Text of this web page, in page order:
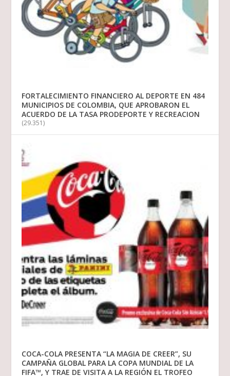
FORTALECIMIENTO FINANCIERO AL DEPORTE EN 484
MUNICIPIOS DE COLOMBIA, QUE APROBARON EL
ACUERDO DE LA TASA PRODEPORTE Y RECREACION
(29.351)
COCA-COLA PRESENTA “LA MAGIA DE CREER”, SU
CAMPAÑA GLOBAL PARA LA COPA MUNDIAL DE LA
FIFA™, Y TRAE DE VISITA A LA REGIÓN EL TROFEO